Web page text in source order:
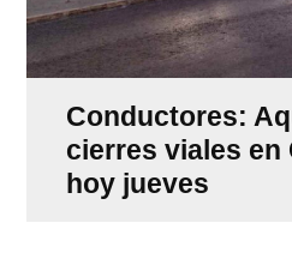
Conductores:
cierres viales en
hoy jueves